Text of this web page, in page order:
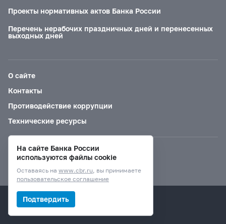
Проекты нормативных актов Банка России
Перечень нерабочих праздничных дней и перенесенных
выходных дней
О сайте
Контакты
Противодействие коррупции
Технические ресурсы
Версия для слабовидящих
© Банк России, 2000–2026.
На сайте Банка России
используются файлы cookie
Оставаясь на www.cbr.ru, вы принимаете
пользовательское соглашение
Подтвердить